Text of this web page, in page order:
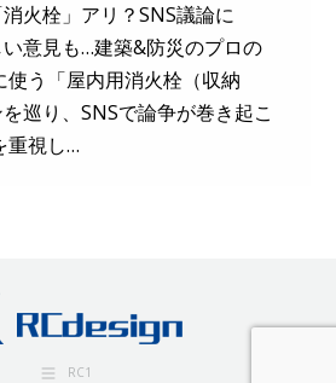
火栓」アリ？SNS議論に
い意見も…建築&防災のプロの
使う「屋内用消火栓（収納
巡り、SNSで論争が巻き起こ
重視し…
RC1